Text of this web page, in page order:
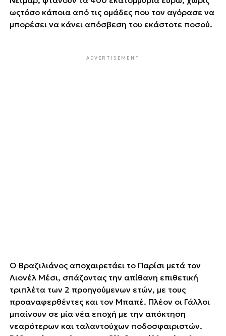
ωςτόσο κάποια από τις ομάδες που τον αγόρασε να
μπορέσει να κάνει απόσβεση του εκάστοτε ποσού.
ADVERTISEMENT
Ο Βραζιλιάνος αποχαιρετάει το Παρίσι μετά τον
Λιονέλ Μέσι, σπάζοντας την απίθανη επιθετική
τριπλέτα των 2 προηγούμενων ετών, με τους
προαναφερθέντες και τον Μπαπέ. Πλέον οι Γάλλοι
μπαίνουν σε μία νέα εποχή με την απόκτηση
νεαρότερων και ταλαντούχων ποδοσφαιριστών.